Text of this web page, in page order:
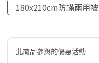
180x210cm防蟎兩用被
此商品參與的優惠活動